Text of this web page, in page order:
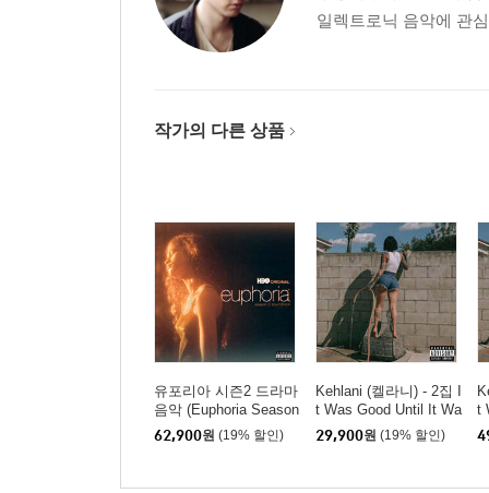
일렉트로닉 음악에 관
작가의 다른 상품
유포리아 시즌2 드라마
음악 (Euphoria Season
2 OST) [투명 오렌지
컬러 LP]
62,900원 (19% 할인)
Kehlani (켈라니) - 2집 I
t Was Good Until It Wa
sn't
29,900원 (19% 할인)
t